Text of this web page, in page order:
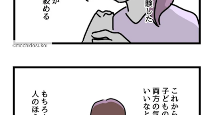
©mochidosukoi